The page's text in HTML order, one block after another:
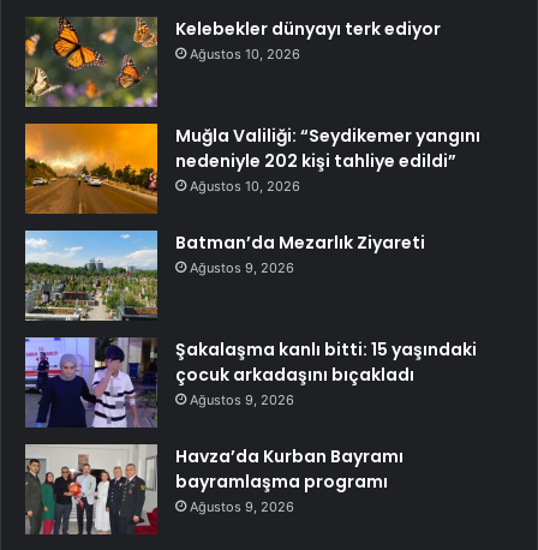
Kelebekler dünyayı terk ediyor
Ağustos 10, 2026
Muğla Valiliği: “Seydikemer yangını
nedeniyle 202 kişi tahliye edildi”
Ağustos 10, 2026
Batman’da Mezarlık Ziyareti
Ağustos 9, 2026
Şakalaşma kanlı bitti: 15 yaşındaki
çocuk arkadaşını bıçakladı
Ağustos 9, 2026
Havza’da Kurban Bayramı
bayramlaşma programı
Ağustos 9, 2026